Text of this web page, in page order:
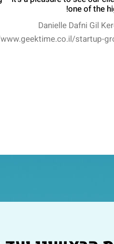
one of the
Danielle Dafni Gil
startup-